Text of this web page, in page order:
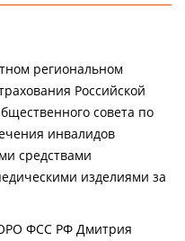
региональном
Российской
совета по
инвалидов
средствами
изделиями за
ФСС РФ Дмитрия